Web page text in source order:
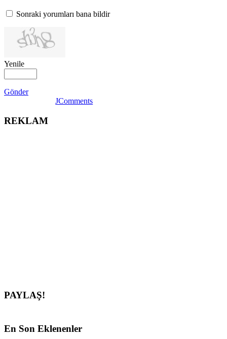
Sonraki yorumları bana bildir
Yenile
Gönder
JComments
REKLAM
PAYLAŞ!
En Son Eklenenler